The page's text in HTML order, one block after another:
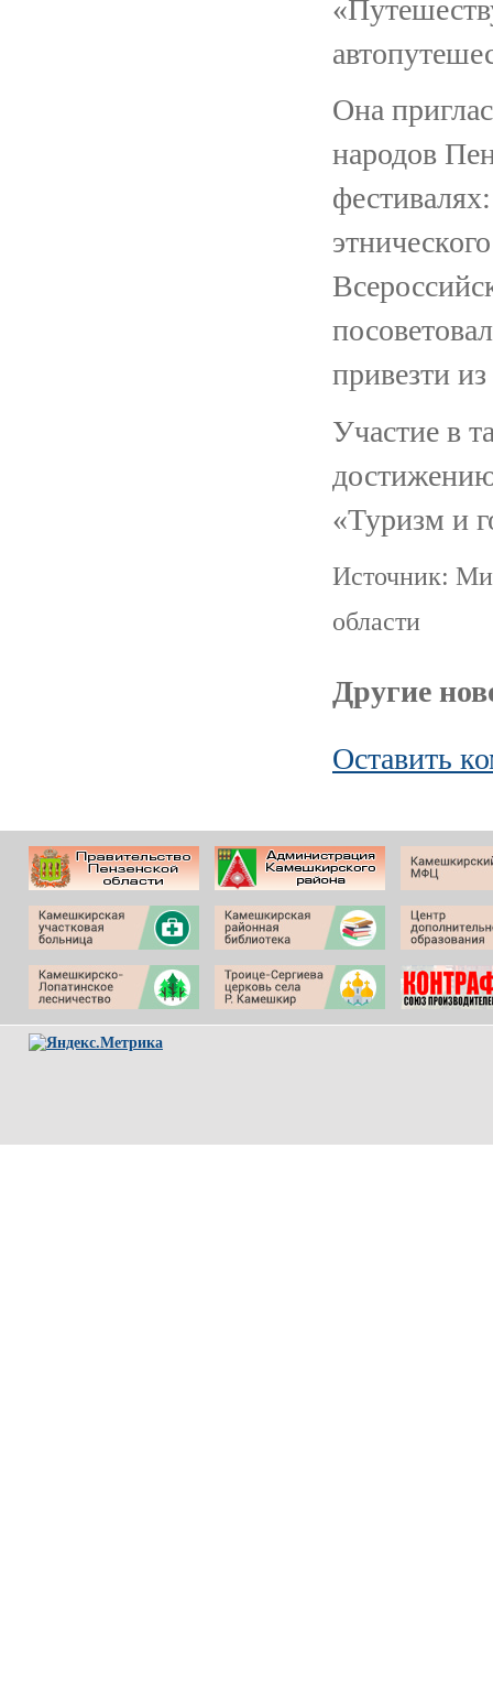
Она
народов
привезти
Участие в
«Туризм и
Источник:
области
Другие
Оставить